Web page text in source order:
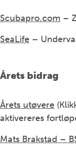
Scubapro.com –
SeaLife –
Årets bidrag
Årets utøvere
aktivereres
Mats Brakstad –